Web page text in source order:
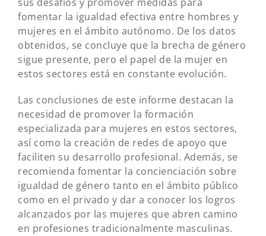
fomentar la igualdad efectiva entre hombres y
mujeres en el ámbito autónomo. De los datos
obtenidos, se concluye que la brecha de género
sigue presente, pero el papel de la mujer en
estos sectores está en constante evolución.
Las conclusiones de este informe destacan la
necesidad de promover la formación
especializada para mujeres en estos sectores,
así como la creación de redes de apoyo que
faciliten su desarrollo profesional. Además, se
recomienda fomentar la concienciación sobre
igualdad de género tanto en el ámbito público
como en el privado y dar a conocer los logros
alcanzados por las mujeres que abren camino
en profesiones tradicionalmente masculinas.